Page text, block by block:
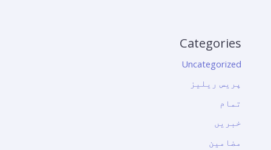
Categories
Uncategorized
پریس ریلیز
تمام
خبریں
مضامین